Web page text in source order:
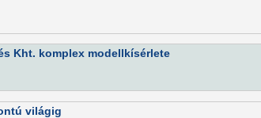
Kht. komplex modellkísérlete
világig